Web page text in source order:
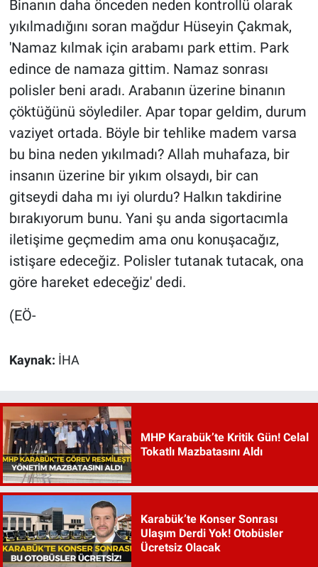
Binanın daha önceden neden kontrollü olarak
yıkılmadığını soran mağdur Hüseyin Çakmak,
'Namaz kılmak için arabamı park ettim. Park
edince de namaza gittim. Namaz sonrası
polisler beni aradı. Arabanın üzerine binanın
çöktüğünü söylediler. Apar topar geldim, durum
vaziyet ortada. Böyle bir tehlike madem varsa
bu bina neden yıkılmadı? Allah muhafaza, bir
insanın üzerine bir yıkım olsaydı, bir can
gitseydi daha mı iyi olurdu? Halkın takdirine
bırakıyorum bunu. Yani şu anda sigortacımla
iletişime geçmedim ama onu konuşacağız,
istişare edeceğiz. Polisler tutanak tutacak, ona
göre hareket edeceğiz' dedi.
(EÖ-
Kaynak: İHA
MHP Karabük’te Kritik Gün! Celal
Tokatlı Mazbatasını Aldı
Karabük’te Konser Sonrası
Ulaşım Derdi Yok! Otobüsler
Ücretsiz Olacak